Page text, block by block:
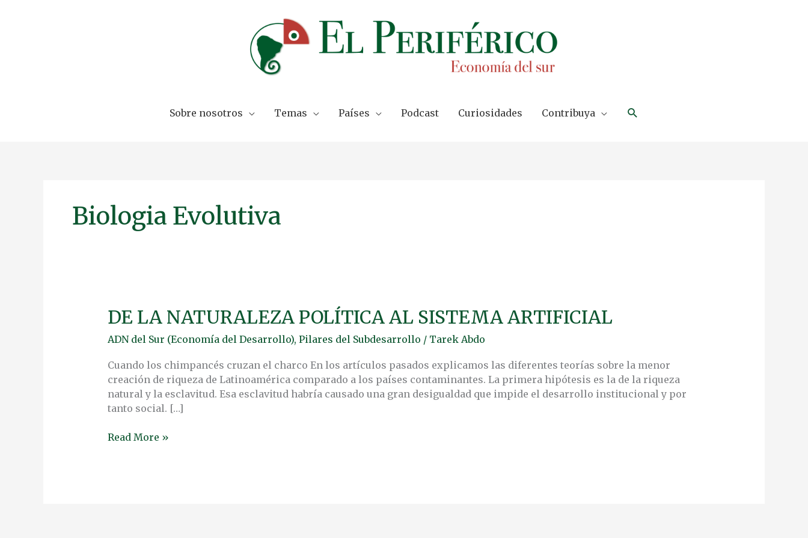
Sobre nosotros Temas Países Podcast Curiosidades Contribuya Search
Biologia Evolutiva
DE LA NATURALEZA POLÍTICA AL SISTEMA ARTIFICIAL
ADN del Sur (Economía del Desarrollo), Pilares del Subdesarrollo / Tarek Abdo
Cuando los chimpancés cruzan el charco En los artículos pasados explicamos las diferentes teorías sobre la menor
creación de riqueza de Latinoamérica comparado a los países contaminantes. La primera hipótesis es la de la riqueza
natural y la esclavitud. Esa esclavitud habría causado una gran desigualdad que impide el desarrollo institucional y por
tanto social. […]
DE
LA
NATURALEZA
AL
SISTEMA
ARTIFICIAL
Read More »